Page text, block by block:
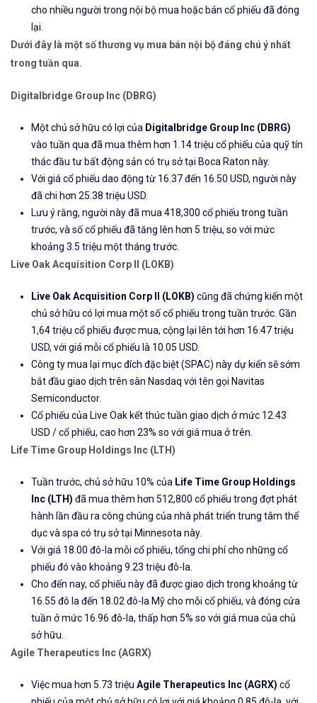
cho nhiều người trong nội bộ mua hoặc bán cổ phiếu đã đóng
lại.
Dưới đây là một số thương vụ mua bán nội bộ đáng chú ý nhất
trong tuần qua.
Digitalbridge Group Inc (DBRG)
Một chủ sở hữu có lợi của Digitalbridge Group Inc (DBRG)
vào tuần qua đã mua thêm hơn 1.14 triệu cổ phiếu của quỹ tín
thác đầu tư bất động sản có trụ sở tại Boca Raton này.
Với giá cổ phiếu dao động từ 16.37 đến 16.50 USD, người này
đã chi hơn 25.38 triệu USD.
Lưu ý rằng, người này đã mua 418,300 cổ phiếu trong tuần
trước, và số cổ phiếu đã tăng lên hơn 5 triệu, so với mức
khoảng 3.5 triệu một tháng trước.
Live Oak Acquisition Corp II (LOKB)
Live Oak Acquisition Corp II (LOKB) cũng đã chứng kiến ​​một
chủ sở hữu có lợi mua một số cổ phiếu trong tuần trước. Gần
1,64 triệu cổ phiếu được mua, cộng lại lên tới hơn 16.47 triệu
USD, với giá mỗi cổ phiếu là 10.05 USD.
Công ty mua lại mục đích đặc biệt (SPAC) này dự kiến ​​sẽ sớm
bắt đầu giao dịch trên sàn Nasdaq với tên gọi Navitas
Semiconductor.
Cổ phiếu của Live Oak kết thúc tuần giao dịch ở mức 12.43
USD / cổ phiếu, cao hơn 23% so với giá mua ở trên.
Life Time Group Holdings Inc (LTH)
Tuần trước, chủ sở hữu 10% của Life Time Group Holdings
Inc (LTH) đã mua thêm hơn 512,800 cổ phiếu trong đợt phát
hành lần đầu ra công chúng của nhà phát triển trung tâm thể
dục và spa có trụ sở tại Minnesota này.
Với giá 18.00 đô-la mỗi cổ phiếu, tổng chi phí cho những cổ
phiếu đó vào khoảng 9.23 triệu đô-la.
Cho đến nay, cổ phiếu này đã được giao dịch trong khoảng từ
16.55 đô la đến 18.02 đô-la Mỹ cho mỗi cổ phiếu, và đóng cửa
tuần ở mức 16.96 đô-la, thấp hơn 5% so với giá mua của chủ
sở hữu.
Agile Therapeutics Inc (AGRX)
Việc mua hơn 5.73 triệu Agile Therapeutics Inc (AGRX) cổ